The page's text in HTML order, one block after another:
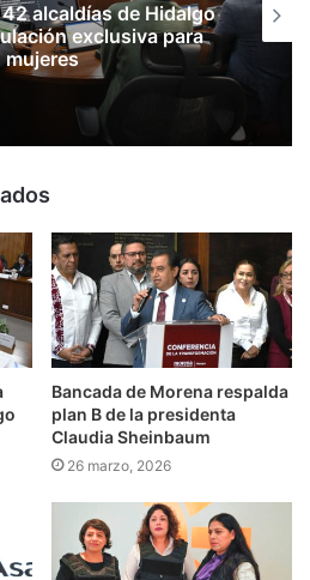
alcaldías de Hidalgo
exclusiva para
mujeres
Bancada de Morena respalda
plan B de la presidenta
Claudia Sheinbaum
26 marzo, 2026